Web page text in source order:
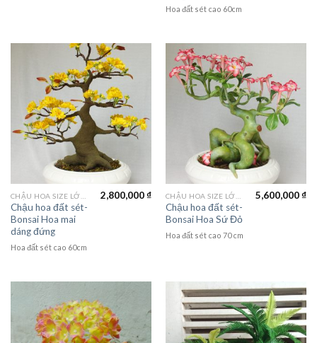
Hoa đất sét cao 60cm
Chậu hoa đất sét-
Bonsai Hoa mai
dáng đứng
2,800,000₫
Hoa đất sét cao 60cm
Chậu hoa đất sét-
Bonsai Hoa Sứ Đỏ
5,600,000₫
Hoa đất sét cao 70 cm